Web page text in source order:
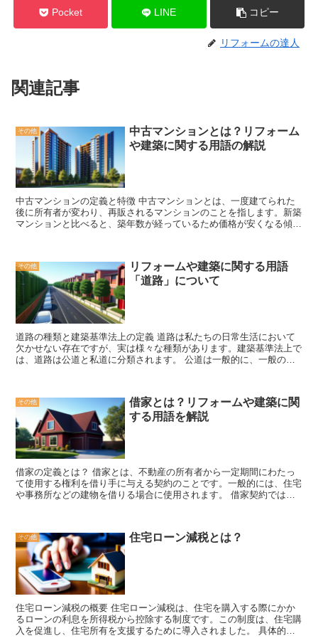
Pocket LINE コピー
リフォームの達人
関連記事
その他
中古マンションとは？リフォーム
や建築に関する用語の解説
中古マンションの定義と特徴 中古マンションとは、一度建てられた
後に所有者が変わり、再販されるマンションのことを指します。新築
マンションと比べると、築年数が経っているため価格が安くなる傾向
マンションと比べると、都心部や交通の便が良い場所にあることが多
いです。また、周辺環境も整っていることが多く、公園や商業施設な
どが近くにあることも魅力です。 また、中古マンションはリフォー
ムの余地があることも特徴の一つです。築年数が経っているため、内
装や設備が古くなっていることがありますが、それを自分の好みに合
わせてリフォームすることができます。自分の理想の間取りやデザイ
ンに変えることができるため、自分好みの住まいを手に入れることが
できます。 ただし、中古マンションを購入する際には注意点もあり
ます。まず、建物の状態を確認することが重要です。築年数が経って
いるため、劣化や老朽化が進んでいる場合もありますので、建物の構
ションは、価格の面や立地条件、リフォームの自由度など、様々な魅
力があります。購入する際には、自分の希望や予算に合わせて慎重に
選ぶことが大切です。
その他
リフォームや建築に関する用語
「道路」について
道路の種類と建築基準法上の定義 道路は私たちの日常生活において
欠かせない存在ですが、実は様々な種類があります。建築基準法上で
は、道路は公道と私道に分類されます。 公道は一般的に、一般の
設計・建設され、交通の安全や利便性を確保するための様々な要素が
考慮されています。 一方、私道は個人や法人が所有する道路で、一
般の人々の通行が制限される場合があります。私道は建築基準法上の
規定によって設計・建設される必要はありませんが、周辺の建物や環
境に配慮して整備されることが望まれます。 建築基準法では、道路
の幅員や勾配、歩道の設置など、具体的な基準が定められています。
これは、交通の安全性や快適性を確保するためのものです。例えば、
幅員が狭すぎる道路では車両の通行が困難になるため、最低限の幅員
が確保される必要があります。また、勾配が急な道路では車両の制動
や加速が困難になるため、適切な勾配が設定される必要があります。
性や利便性を高めるだけでなく、周辺の環境にも配慮した建築を実現
するために欠かせません。建築に関わる際には、道路についての知識
をしっかりと身につけることが大切です。
その他
借家とは？リフォームや建築に関
する用語を解説
借家の定義とは？ 借家とは、不動産の所有者から一定期間にわたっ
て使用する権利を借り手に与える契約のことです。一般的には、住宅
や事務所などの建物を借りる場合に使用されます。 借家契約では、
期契約となりますが、短期間の契約も可能です。 借家契約では、借
り手は建物を使用する権利を得る一方で、所有者に対して一定の責任
を負います。例えば、建物の修繕やメンテナンス、家賃の支払いなど
がその責任に含まれます。 借家契約では、契約内容や条件が明確に
定められています。例えば、家賃の金額や支払い方法、修繕費の負担
割合などが契約書に明記されます。また、借り手が建物を改装やリフ
ォームする場合には、所有者の許可が必要となることもあります。
借家契約は、借り手と所有者の双方にとってメリットがあります。借
り手にとっては、住宅や事務所を手軽に利用することができる点が魅
力です。所有者にとっては、建物の利用料である家賃を受け取ること
その他 住宅ローン減税とは？
住宅ローン減税の概要 住宅ローン減税は、住宅を購入する際にかか
るローンの利息を所得税から控除する制度です。この制度は、住宅購
入を促進し、住宅所有を支援するために導入されました。 具体的に